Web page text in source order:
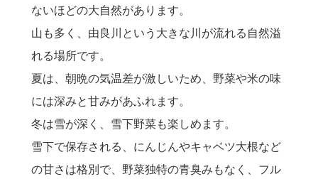
ないほどの大自然があります。
山も多く、由良川という大きな川が流れる自然溢
れる場所です。
夏は、朝晩の気温差が激しいため、野菜や米の味
には深みと甘みがあふれます。
冬は雪が深く、雪下野菜も楽しめます。
雪下で保存される、にんじんやキャベツ大根など
の甘さは格別で、野菜独特の青臭みもなく、フル